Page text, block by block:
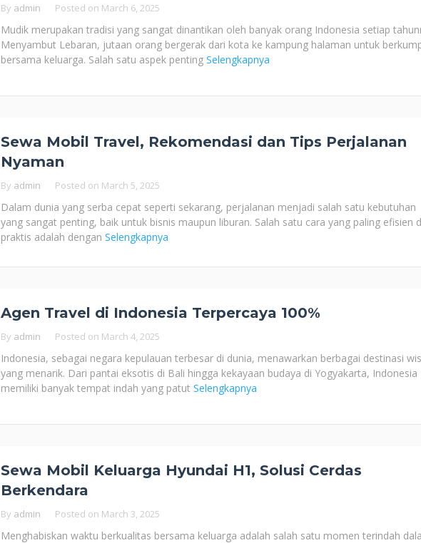
By admin Posted on March 6, 2025
Mudik merupakan tradisi yang sangat dinantikan oleh banyak orang Indonesia setiap
Menyambut Lebaran, jutaan orang bergerak dari kota ke kampung halaman untuk
bersama keluarga. Salah satu aspek penting Selengkapnya
Sewa Mobil Travel, Rekomendasi dan Tips Perjalanan
Nyaman
By admin Posted on March 5, 2025
Dalam dunia yang serba cepat seperti sekarang, perjalanan menjadi salah satu kebutuhan
yang sangat penting, baik untuk bisnis maupun liburan. Salah satu cara yang paling efisien
praktis adalah dengan Selengkapnya
Agen Travel di Indonesia Terpercaya 100%
By admin Posted on March 4, 2025
Indonesia, sebagai negara kepulauan terbesar di dunia, menawarkan berbagai destinasi
yang menarik. Dari pantai eksotis di Bali hingga kekayaan budaya di Yogyakarta, Indonesia
memiliki banyak tempat indah yang patut Selengkapnya
Sewa Mobil Keluarga Hyundai H1, Solusi Cerdas
Berkendara
By admin Posted on March 3, 2025
Menghabiskan waktu berkualitas bersama keluarga adalah salah satu momen terindah